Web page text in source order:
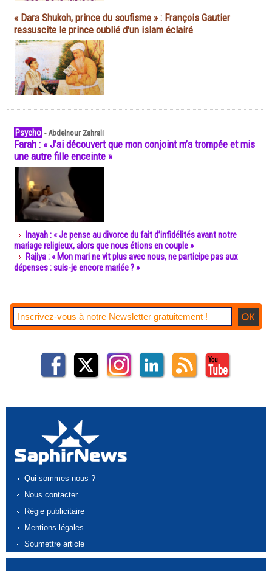
« Dara Shukoh, prince du soufisme » : François Gautier
ressuscite le prince oublié d'un islam éclairé
Psycho -Abdelnour Zahrali
Farah : « J’ai découvert que mon conjoint m’a trompée et mis
une autre fille enceinte »
Inayah : « Je pense au divorce du fait d’infidélités avant notre
mariage religieux, alors que nous étions en couple »
Rajiya : « Mon mari ne vit plus avec nous, ne participe pas aux
dépenses : suis-je encore mariée ? »
Qui sommes-nous ?
Nous contacter
Régie publicitaire
Mentions légales
Soumettre article